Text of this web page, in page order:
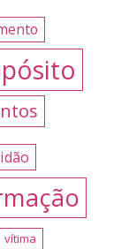
vítima